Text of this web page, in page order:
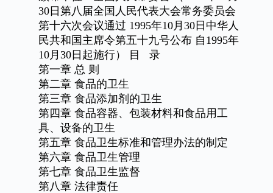
30日第八届全国人民代表大会常务委员会
第十六次会议通过 1995年10月30日中华人
民共和国主席令第五十九号公布 自1995年
10月30日起施行） 目 录
第一章 总 则
第二章 食品的卫生
第三章 食品添加剂的卫生
第四章 食品容器、包装材料和食品用工
具、设备的卫生
第五章 食品卫生标准和管理办法的制定
第六章 食品卫生管理
第七章 食品卫生监督
第八章 法律责任